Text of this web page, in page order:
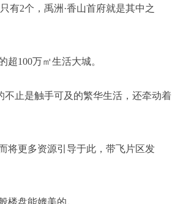
有2个，禹洲·香山首府就是其中之
100万㎡生活大城。
止是触手可及的繁华生活，还牵动着
将更多资源引导于此，带飞片区发
楼盘能媲美的。